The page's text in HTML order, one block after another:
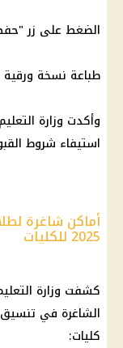
الضغط على زر
طباعة نسخة ورقية
وأكدت وزارة
استيفاء شروط
أماكن شاغرة
2025 للكليات
كشفت وزارة
كليات: